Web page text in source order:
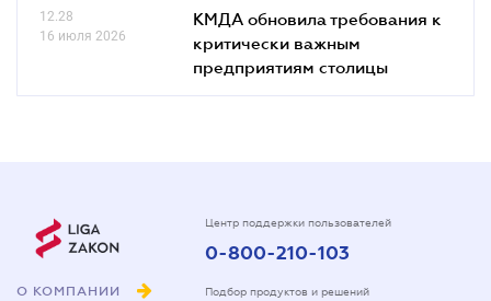
12.28
16 июля 2026
КМДА обновила требования к
критически важным
предприятиям столицы
О КОМПАНИИ
Центр поддержки пользователей
0-800-210-103
Подбор продуктов и решений